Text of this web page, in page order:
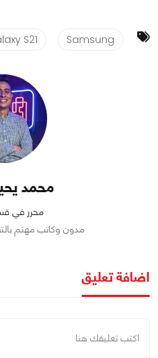
Samsung
S21
محمد
محرر في
مدون وكاتب مهتم
اضافة تعليق